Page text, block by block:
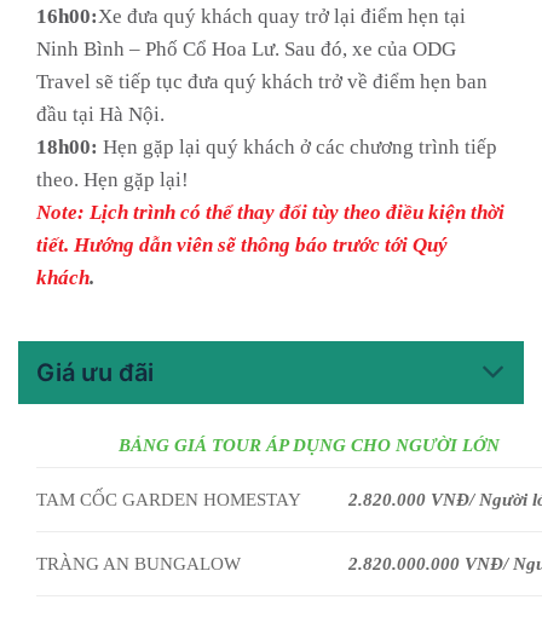
16h00:Xe đưa quý khách quay trở lại điểm hẹn tại
Ninh Bình – Phố Cổ Hoa Lư. Sau đó, xe của ODG
Travel sẽ tiếp tục đưa quý khách trở về điểm hẹn ban
đầu tại Hà Nội.
18h00: Hẹn gặp lại quý khách ở các chương trình tiếp
theo. Hẹn gặp lại!
Note: Lịch trình có thể thay đổi tùy theo điều kiện thời
tiết. Hướng dẫn viên sẽ thông báo trước tới Quý
khách.
Giá ưu đãi
BẢNG GIÁ TOUR ÁP DỤNG CHO NGƯỜI LỚN
TAM CỐC GARDEN HOMESTAY 2.820.000 VNĐ/ Người
TRÀNG AN BUNGALOW 2.820.000.000 VNĐ/